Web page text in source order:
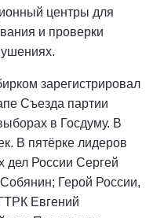
центры для
и проверки
зарегистрировал
Съезда партии
в Госдуму. В
В пятёрке лидеров
дел России Сергей
Герой России,
Евгений